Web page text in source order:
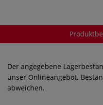
Der angegebene
unser Onlineangebot.
abweichen.